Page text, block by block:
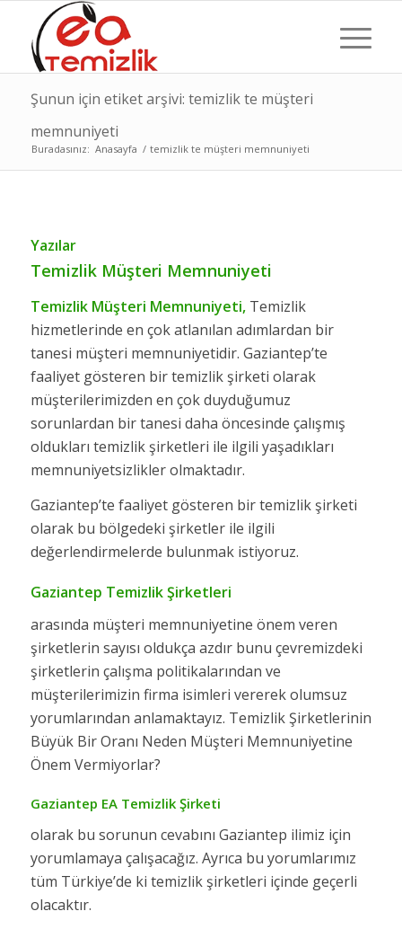
Şunun için etiket arşivi: temizlik te müşteri
memnuniyeti
Buradasınız: Anasayfa / temizlik te müşteri memnuniyeti
Yazılar
Temizlik Müşteri Memnuniyeti
Temizlik Müşteri Memnuniyeti,Temizlik
hizmetlerinde en çok atlanılan adımlardan bir
tanesi müşteri memnuniyetidir. Gaziantep’te
faaliyet gösteren bir temizlik şirketi olarak
müşterilerimizden en çok duyduğumuz
sorunlardan bir tanesi daha öncesinde çalışmış
oldukları temizlik şirketleri ile ilgili yaşadıkları
memnuniyetsizlikler olmaktadır.
Gaziantep’te faaliyet gösteren bir temizlik şirketi
olarak bu bölgedeki şirketler ile ilgili
değerlendirmelerde bulunmak istiyoruz.
Gaziantep Temizlik Şirketleri
arasında müşteri memnuniyetine önem veren
şirketlerin sayısı oldukça azdır bunu çevremizdeki
şirketlerin çalışma politikalarından ve
müşterilerimizin firma isimleri vererek olumsuz
yorumlarından anlamaktayız. Temizlik Şirketlerinin
Büyük Bir Oranı Neden Müşteri Memnuniyetine
Önem Vermiyorlar?
Gaziantep EA Temizlik Şirketi
olarak bu sorunun cevabını Gaziantep ilimiz için
yorumlamaya çalışacağız. Ayrıca bu yorumlarımız
tüm Türkiye’de ki temizlik şirketleri içinde geçerli
olacaktır.